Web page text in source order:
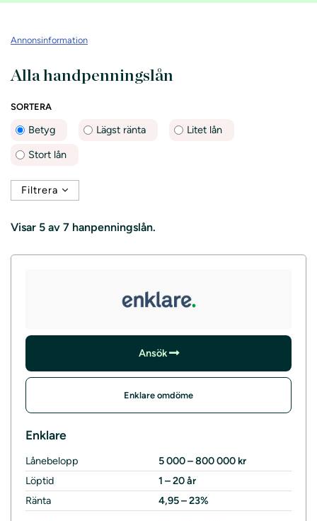
Annonsinformation
Alla handpenningslån
SORTERA
Betyg Lägst ränta
Litet lån
Stort lån
Filtrera
Visar 5 av 7 hanpenningslån.
Ansök
Enklare omdöme
Enklare
Lånebelopp
5 000 – 800 000 kr
Löptid
1 – 20 år
Ränta
4,95 – 23%